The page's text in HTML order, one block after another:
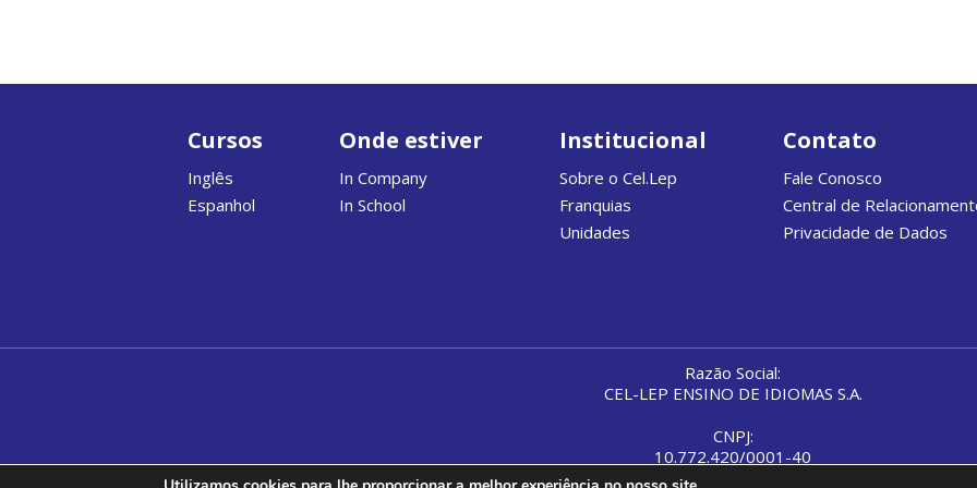
Cursos
Inglês
Espanhol
Onde estiver
In Company
In School
Institucional
Sobre o Cel.Lep
Franquias
Unidades
Contato
Fale Conosco
Central de
Privacidade de Dados
Razão Social:
CEL-LEP ENSINO DE IDIOMAS S.A.
CNPJ:
10.772.420/0001-40